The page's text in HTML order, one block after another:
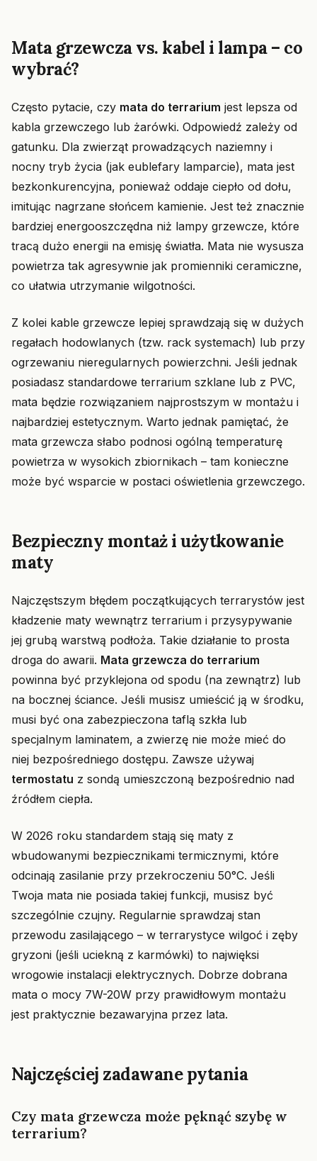
Mata grzewcza vs. kabel i lampa – co
wybrać?
Często pytacie, czy mata do terrarium jest lepsza od
kabla grzewczego lub żarówki. Odpowiedź zależy od
gatunku. Dla zwierząt prowadzących naziemny i
nocny tryb życia (jak eublefary lamparcie), mata jest
bezkonkurencyjna, ponieważ oddaje ciepło od dołu,
imitując nagrzane słońcem kamienie. Jest też znacznie
bardziej energooszczędna niż lampy grzewcze, które
tracą dużo energii na emisję światła. Mata nie wysusza
powietrza tak agresywnie jak promienniki ceramiczne,
co ułatwia utrzymanie wilgotności.
Z kolei kable grzewcze lepiej sprawdzają się w dużych
regałach hodowlanych (tzw. rack systemach) lub przy
ogrzewaniu nieregularnych powierzchni. Jeśli jednak
posiadasz standardowe terrarium szklane lub z PVC,
mata będzie rozwiązaniem najprostszym w montażu i
najbardziej estetycznym. Warto jednak pamiętać, że
mata grzewcza słabo podnosi ogólną temperaturę
powietrza w wysokich zbiornikach – tam konieczne
może być wsparcie w postaci oświetlenia grzewczego.
Bezpieczny montaż i użytkowanie
maty
Najczęstszym błędem początkujących terrarystów jest
kładzenie maty wewnątrz terrarium i przysypywanie
jej grubą warstwą podłoża. Takie działanie to prosta
droga do awarii. Mata grzewcza do terrarium
powinna być przyklejona od spodu (na zewnątrz) lub
na bocznej ściance. Jeśli musisz umieścić ją w środku,
musi być ona zabezpieczona taflą szkła lub
specjalnym laminatem, a zwierzę nie może mieć do
niej bezpośredniego dostępu. Zawsze używaj
termostatu z sondą umieszczoną bezpośrednio nad
źródłem ciepła.
W 2026 roku standardem stają się maty z
wbudowanymi bezpiecznikami termicznymi, które
odcinają zasilanie przy przekroczeniu 50°C. Jeśli
Twoja mata nie posiada takiej funkcji, musisz być
szczególnie czujny. Regularnie sprawdzaj stan
przewodu zasilającego – w terrarystyce wilgoć i zęby
gryzoni (jeśli uciekną z karmówki) to najwięksi
wrogowie instalacji elektrycznych. Dobrze dobrana
mata o mocy 7W-20W przy prawidłowym montażu
jest praktycznie bezawaryjna przez lata.
Najczęściej zadawane pytania
Czy mata grzewcza może pęknąć szybę w
terrarium?